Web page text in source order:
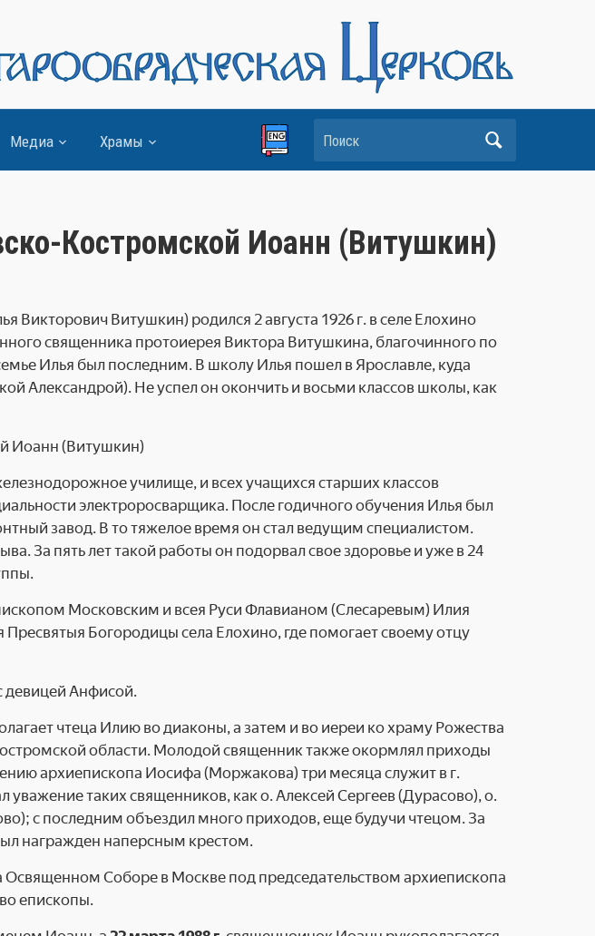
Медиа Храмы Поиск
Костромской Иоанн (Витушкин)
Витушкин) родился 2 августа 1926 г. в селе Елохино
священника протоиерея Вик­тора Витушкина, благочинного по
Илья был по­следним. В школу Илья пошел в Ярославле, куда
Александрой). Не успел он окончить и восьми классов школы, как
училище, и всех учащихся стар­ших классов
электроросварщика. После годичного обучения Илья был
завод. В то тяжелое время он стал ведущим специалистом.
За пять лет такой работы он подорвал свое здоровье и уже в 24
Московским и всея Руси Флавианом (Слесаревым) Илия
Богородицы села Елохино, где помогает своему отцу
девицей Анфисой.
чтеца Илию во диаконы, а затем и во иереи ко храму Рожества
области. Молодой священник также окормлял при­ходы
архиепископа Иосифа (Моржакова) три месяца служит в г.
уважение таких священников, как о. Алексей Сергеев (Дурасово), о.
с последним объездил много приходов, еще будучи чтецом. За
награжден наперсным крестом.
Освященном Соборе в Москве под председа­тельством архиепископа
епископы.